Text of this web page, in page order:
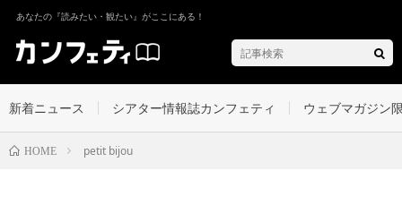
あなたの『読みたい・観たい』がここにある！
新着ニュース シアター情報誌カンフェティ ウェブマガジン
HOME petit bijou